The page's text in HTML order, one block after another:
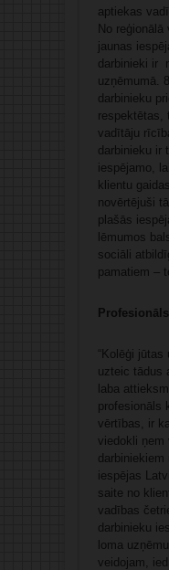
aptiekas
No
jaunas
darbinieki ir
uzņēmumā.
darbinieku
respektētas,
vadītāju
darbinieku ir
iespējamo,
klientu
novērtējuši
plašās
lēmumos
sociāli
pamatiem –
“Kolēģi
uzteic tādus
laba
profesionāls
vērtības, ir
viedokli
darbiniekiem
iespējas
saite no
vadības
darbinieku
loma
veidojam,